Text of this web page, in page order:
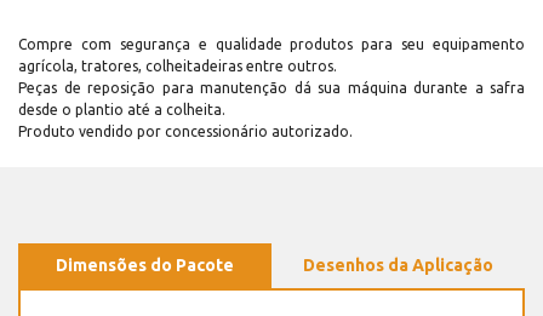
Compre com segurança e qualidade produtos para seu equipamento
agrícola, tratores, colheitadeiras entre outros.
Peças de reposição para manutenção dá sua máquina durante a safra
desde o plantio até a colheita.
Produto vendido por concessionário autorizado.
Dimensões do Pacote Desenhos da Aplicação